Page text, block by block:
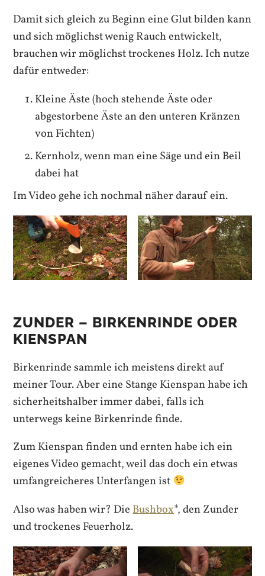
Damit sich gleich zu Beginn eine Glut bilden kann
und sich möglichst wenig Rauch entwickelt,
brauchen wir möglichst trockenes Holz. Ich nutze
dafür entweder:
Kleine Äste (hoch stehende Äste oder
abgestorbene Äste an den unteren Kränzen
von Fichten)
Kernholz, wenn man eine Säge und ein Beil
dabei hat
Im Video gehe ich nochmal näher darauf ein.
ZUNDER – BIRKENRINDE ODER
KIENSPAN
Birkenrinde sammle ich meistens direkt auf
meiner Tour. Aber eine Stange Kienspan habe ich
sicherheitshalber immer dabei, falls ich
unterwegs keine Birkenrinde finde.
Zum Kienspan finden und ernten habe ich ein
eigenes Video gemacht, weil das doch ein etwas
umfangreicheres Unterfangen ist
Also was haben wir? DieBushbox*, den Zunder
und trockenes Feuerholz.